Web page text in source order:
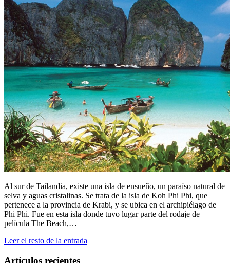
Al sur de Tailandia, existe una isla de ensueño, un paraíso natural de
selva y aguas cristalinas. Se trata de la isla de Koh Phi Phi, que
pertenece a la provincia de Krabi, y se ubica en el archipiélago de
Phi Phi. Fue en esta isla donde tuvo lugar parte del rodaje de
película The Beach,…
Leer el resto de la entrada
Artículos recientes